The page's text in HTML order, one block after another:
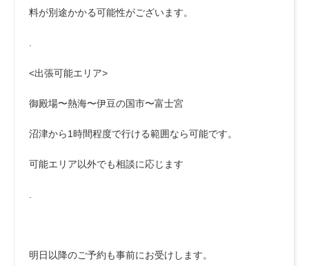
料が別途かかる可能性がございます。
.
<出張可能エリア>
御殿場〜熱海〜伊豆の国市〜富士宮
沼津から1時間程度で行ける範囲なら可能です。
可能エリア以外でも相談に応じます
.
明日以降のご予約も事前にお受けします。